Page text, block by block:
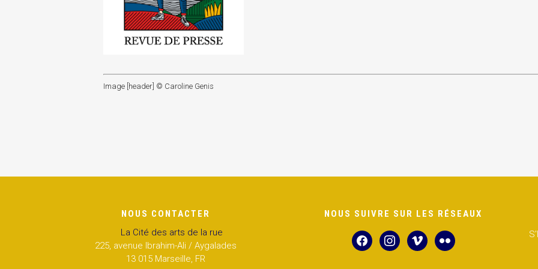
Image [header] © Caroline Genis
NOUS CONTACTER
La Cité des arts de la rue
225, avenue Ibrahim-Ali / Aygalades
13 015 Marseille, FR
NOUS SUIVRE SUR LES RÉSEAUX
facebookinstagram
vimeo flickr